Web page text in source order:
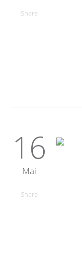
Share
16
Mai
Share